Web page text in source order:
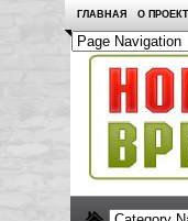
ГЛАВНАЯ О